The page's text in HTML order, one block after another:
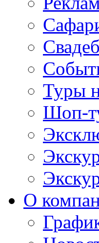
Туры
Шоп-
О